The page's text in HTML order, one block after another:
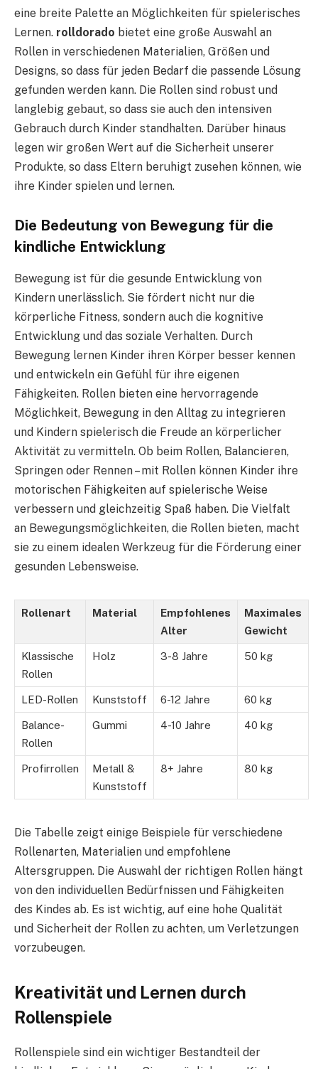
eine breite Palette an Möglichkeiten für spielerisches
Lernen. rolldorado bietet eine große Auswahl an
Rollen in verschiedenen Materialien, Größen und
Designs, so dass für jeden Bedarf die passende Lösung
gefunden werden kann. Die Rollen sind robust und
langlebig gebaut, so dass sie auch den intensiven
Gebrauch durch Kinder standhalten. Darüber hinaus
legen wir großen Wert auf die Sicherheit unserer
Produkte, so dass Eltern beruhigt zusehen können, wie
ihre Kinder spielen und lernen.
Die Bedeutung von Bewegung für die
kindliche Entwicklung
Bewegung ist für die gesunde Entwicklung von
Kindern unerlässlich. Sie fördert nicht nur die
körperliche Fitness, sondern auch die kognitive
Entwicklung und das soziale Verhalten. Durch
Bewegung lernen Kinder ihren Körper besser kennen
und entwickeln ein Gefühl für ihre eigenen
Fähigkeiten. Rollen bieten eine hervorragende
Möglichkeit, Bewegung in den Alltag zu integrieren
und Kindern spielerisch die Freude an körperlicher
Aktivität zu vermitteln. Ob beim Rollen, Balancieren,
Springen oder Rennen – mit Rollen können Kinder ihre
motorischen Fähigkeiten auf spielerische Weise
verbessern und gleichzeitig Spaß haben. Die Vielfalt
an Bewegungsmöglichkeiten, die Rollen bieten, macht
sie zu einem idealen Werkzeug für die Förderung einer
gesunden Lebensweise.
Rollenart Material
Empfohlenes
Alter
Maximales
Gewicht
Klassische
Rollen
Holz 3-8 Jahre 50 kg
LED-Rollen Kunststoff 6-12 Jahre 60 kg
Balance-
Rollen
Gummi 4-10 Jahre 40 kg
Profirrollen
Metall &
Kunststoff
8+ Jahre 80 kg
Die Tabelle zeigt einige Beispiele für verschiedene
Rollenarten, Materialien und empfohlene
Altersgruppen. Die Auswahl der richtigen Rollen hängt
von den individuellen Bedürfnissen und Fähigkeiten
des Kindes ab. Es ist wichtig, auf eine hohe Qualität
und Sicherheit der Rollen zu achten, um Verletzungen
vorzubeugen.
Kreativität und Lernen durch
Rollenspiele
Rollenspiele sind ein wichtiger Bestandteil der